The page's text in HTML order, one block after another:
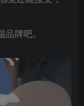
牌吧。